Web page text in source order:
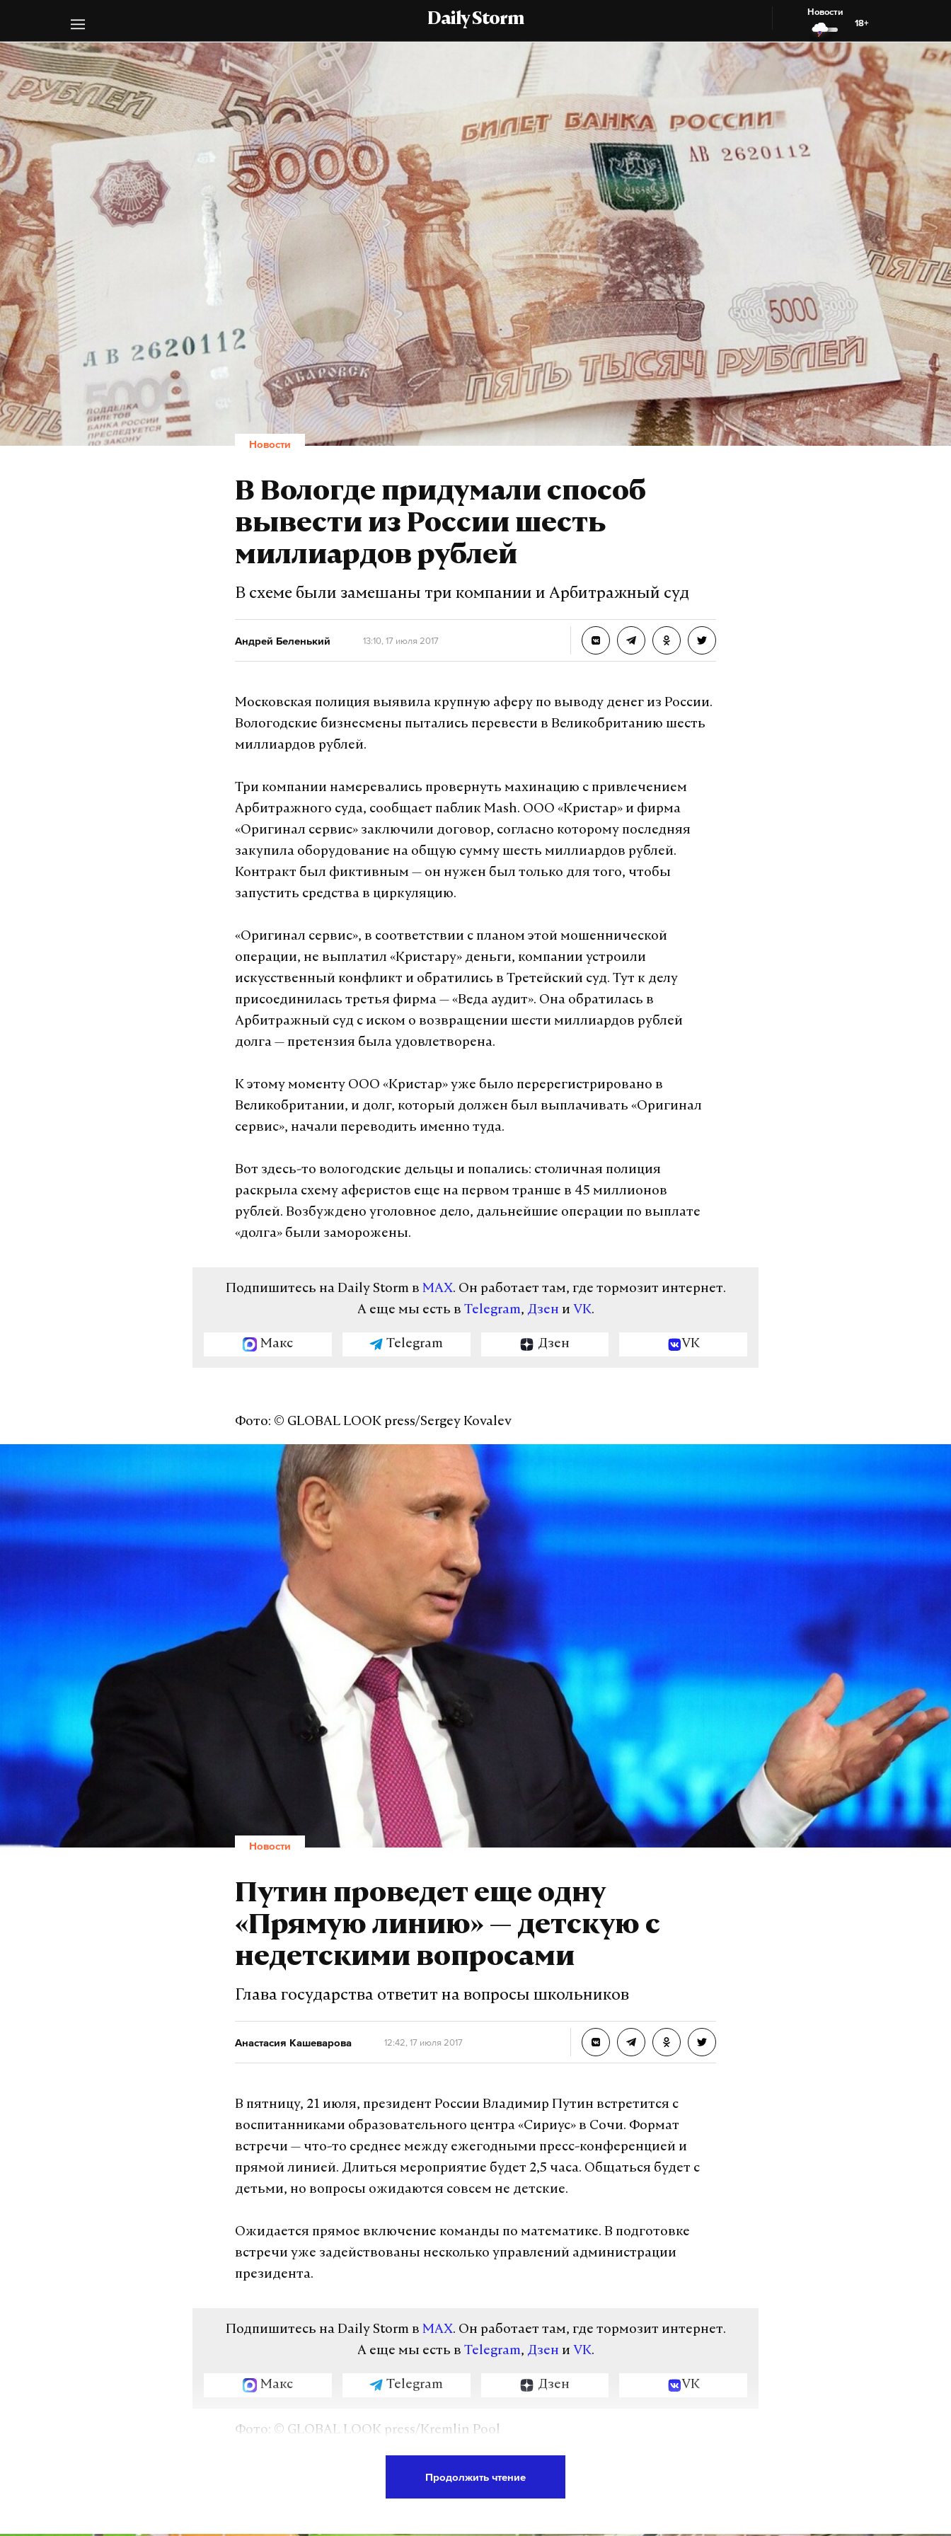
Daily Storm
Новости
18+
Новости
В Вологде придумали способ
вывести из России шесть
миллиардов рублей
В схеме были замешаны три компании и Арбитражный суд
Андрей Беленький 13:10, 17 июля 2017
Московская полиция выявила крупную аферу по выводу денег из России.
Вологодские бизнесмены пытались перевести в Великобританию шесть
миллиардов рублей.
Три компании намеревались провернуть махинацию с привлечением
Арбитражного суда, сообщает паблик Mash. ООО «Кристар» и фирма
«Оригинал сервис» заключили договор, согласно которому последняя
закупила оборудование на общую сумму шесть миллиардов рублей.
Контракт был фиктивным — он нужен был только для того, чтобы
запустить средства в циркуляцию.
«Оригинал сервис», в соответствии с планом этой мошеннической
операции, не выплатил «Кристару» деньги, компании устроили
искусственный конфликт и обратились в Третейский суд. Тут к делу
присоединилась третья фирма — «Веда аудит». Она обратилась в
Арбитражный суд с иском о возвращении шести миллиардов рублей
долга — претензия была удовлетворена.
К этому моменту ООО «Кристар» уже было перерегистрировано в
Великобритании, и долг, который должен был выплачивать «Оригинал
сервис», начали переводить именно туда.
Вот здесь-то вологодские дельцы и попались: столичная полиция
раскрыла схему аферистов еще на первом транше в 45 миллионов
рублей. Возбуждено уголовное дело, дальнейшие операции по выплате
«долга» были заморожены.
Подпишитесь на Daily Storm в MAX. Он работает там, где тормозит интернет.
А еще мы есть в Telegram, Дзен и VK.
Макс Telegram Дзен VK
Фото: © GLOBAL LOOK press/Sergey Kovalev
Новости
Путин проведет еще одну
«Прямую линию» — детскую с
недетскими вопросами
Глава государства ответит на вопросы школьников
Анастасия Кашеварова 12:42, 17 июля 2017
В пятницу, 21 июля, президент России Владимир Путин встретится с
воспитанниками образовательного центра «Сириус» в Сочи. Формат
встречи — что-то среднее между ежегодными пресс-конференцией и
прямой линией. Длиться мероприятие будет 2,5 часа. Общаться будет с
детьми, но вопросы ожидаются совсем не детские.
Ожидается прямое включение команды по математике. В подготовке
встречи уже задействованы несколько управлений администрации
президента.
Подпишитесь на Daily Storm в MAX. Он работает там, где тормозит интернет.
А еще мы есть в Telegram, Дзен и VK.
Макс Telegram Дзен VK
Фото: © GLOBAL LOOK press/Kremlin Pool
Продолжить чтение